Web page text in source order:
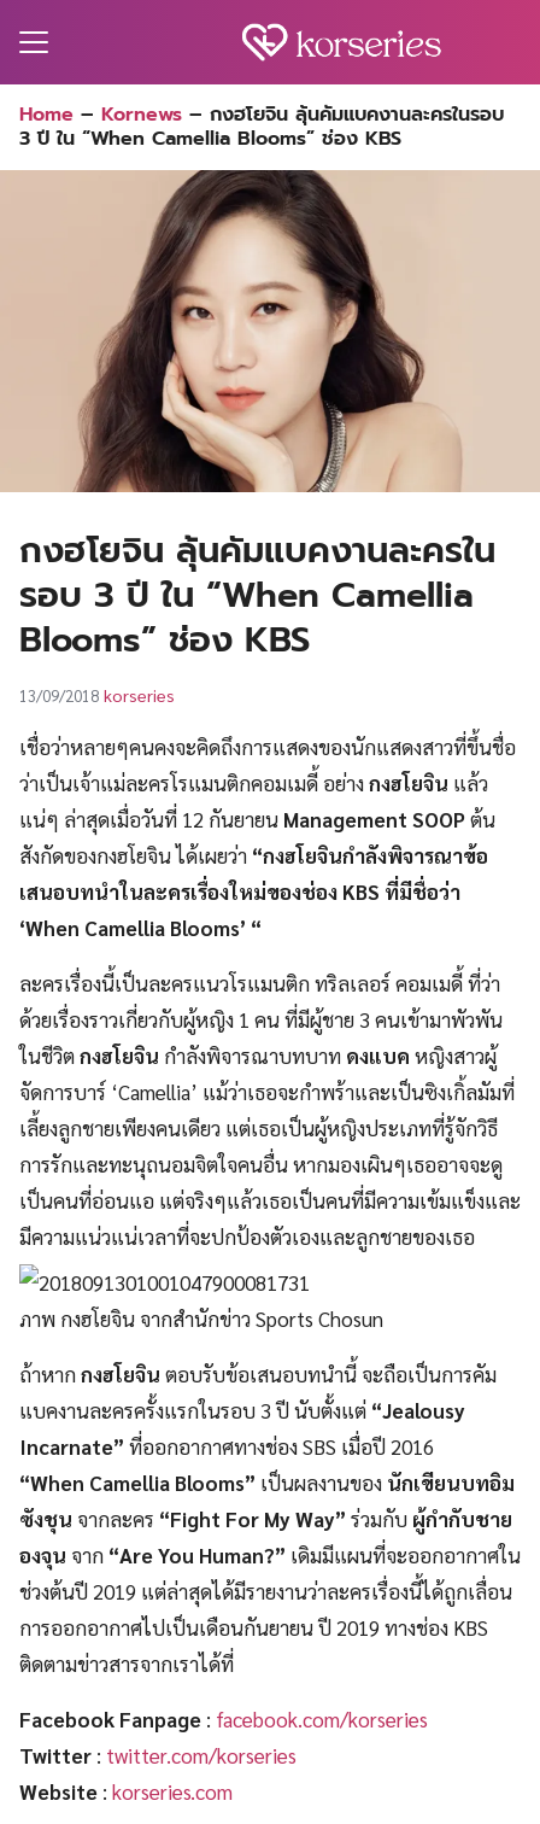
for:
Home – Kornews – กงฮโยจิน ลุ้นคัมแบคงานละครในรอบ
3 ปี ใน “When Camellia Blooms” ช่อง KBS
กงฮโยจิน ลุ้นคัมแบคงานละครใน
รอบ 3 ปี ใน “When Camellia
Blooms” ช่อง KBS
13/09/2018 korseries
เชื่อว่าหลายๆคนคงจะคิดถึงการแสดงของนักแสดงสาวที่ขึ้นชื่อ
ว่าเป็นเจ้าแม่ละครโรแมนติกคอมเมดี้ อย่างกงฮโยจิน แล้ว
แน่ๆ ล่าสุดเมื่อวันที่ 12 กันยายน Management SOOPต้น
สังกัดของกงฮโยจิน ได้เผยว่า “กงฮโยจินกำลังพิจารณาข้อ
เสนอบทนำในละครเรื่องใหม่ของช่อง KBS ที่มีชื่อว่า
‘When Camellia Blooms’ “
ละครเรื่องนี้เป็นละครแนวโรแมนติก ทริลเลอร์ คอมเมดี้ ที่ว่า
ด้วยเรื่องราวเกี่ยวกับผู้หญิง 1 คน ที่มีผู้ชาย 3 คนเข้ามาพัวพัน
ในชีวิตกงฮโยจิน กำลังพิจารณาบทบาท ดงแบค หญิงสาวผู้
จัดการบาร์ ‘Camellia’ แม้ว่าเธอจะกำพร้าและเป็นซิงเกิ้ลมัมที่
เลี้ยงลูกชายเพียงคนเดียว แต่เธอเป็นผู้หญิงประเภทที่รู้จักวิธี
การรักและทะนุถนอมจิตใจคนอื่น หากมองเผินๆเธออาจจะดู
เป็นคนที่อ่อนแอ แต่จริงๆแล้วเธอเป็นคนที่มีความเข้มแข็งและ
มีความแน่วแน่เวลาที่จะปกป้องตัวเองและลูกชายของเธอ
ภาพ กงฮโยจิน จากสำนักข่าว Sports Chosun
ถ้าหากกงฮโยจิน ตอบรับข้อเสนอบทนำนี้ จะถือเป็นการคัม
แบคงานละครครั้งแรกในรอบ 3 ปี นับตั้งแต่ “Jealousy
Incarnate” ที่ออกอากาศทางช่อง SBS เมื่อปี 2016
“When Camellia Blooms” เป็นผลงานของ นักเขียนบทอิม
ซังชุน จากละคร “Fight For My Way” ร่วมกับ ผู้กำกับชาย
องจุน จาก “Are You Human?” เดิมมีแผนที่จะออกอากาศใน
ช่วงต้นปี 2019 แต่ล่าสุดได้มีรายงานว่าละครเรื่องนี้ได้ถูกเลื่อน
การออกอากาศไปเป็นเดือนกันยายน ปี 2019 ทางช่อง KBS
ติดตามข่าวสารจากเราได้ที่
Facebook Fanpage : facebook.com/korseries
Twitter : twitter.com/korseries
Website : korseries.com